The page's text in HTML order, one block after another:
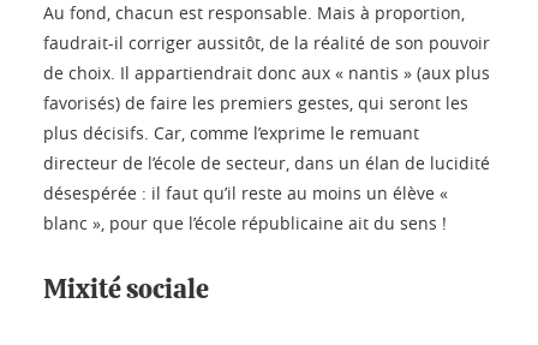
Au fond, chacun est responsable. Mais à proportion,
faudrait-il corriger aussitôt, de la réalité de son pouvoir
de choix. Il appartiendrait donc aux « nantis » (aux plus
favorisés) de faire les premiers gestes, qui seront les
plus décisifs. Car, comme l’exprime le remuant
directeur de l’école de secteur, dans un élan de lucidité
désespérée : il faut qu’il reste au moins un élève «
blanc », pour que l’école républicaine ait du sens !
Mixité sociale